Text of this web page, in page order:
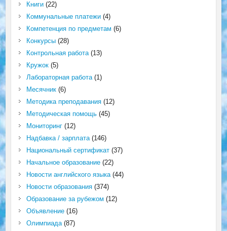
Книги(22)
Коммунальные платежи(4)
Компетенция по предметам (6)
Конкурсы(28)
Контрольная работа(13)
Кружок(5)
Лабораторная работа(1)
Месячник(6)
Методика преподавания(12)
Методическая помощь(45)
Мониторинг(12)
Надбавка / зарплата(146)
Национальный сертификат(37)
Начальное образование(22)
Новости английского языка(44)
Новости образования(374)
Образование за рубежом (12)
Объявление(16)
Олимпиада(87)